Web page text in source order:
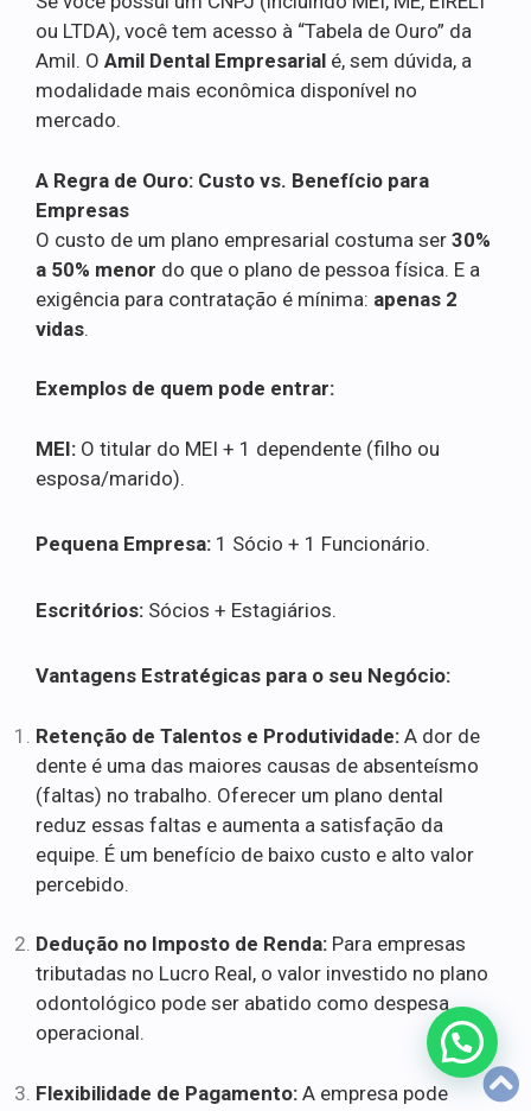
ou LTDA), você tem acesso à “Tabela de Ouro” da
Amil. O Amil Dental Empresarial é, sem dúvida, a
modalidade mais econômica disponível no
mercado.
A Regra de Ouro: Custo vs. Benefício para
Empresas
O custo de um plano empresarial costuma ser 30%
a 50% menor do que o plano de pessoa física. E a
exigência para contratação é mínima: apenas 2
vidas.
Exemplos de quem pode entrar:
MEI: O titular do MEI + 1 dependente (filho ou
esposa/marido).
Pequena Empresa: 1 Sócio + 1 Funcionário.
Escritórios: Sócios + Estagiários.
Vantagens Estratégicas para o seu Negócio:
Retenção de Talentos e Produtividade: A dor de
dente é uma das maiores causas de absenteísmo
(faltas) no trabalho. Oferecer um plano dental
reduz essas faltas e aumenta a satisfação da
equipe. É um benefício de baixo custo e alto valor
percebido.
Dedução no Imposto de Renda: Para empresas
tributadas no Lucro Real, o valor investido no plano
odontológico pode ser abatido como despesa
operacional.
Flexibilidade de Pagamento: A empresa pode